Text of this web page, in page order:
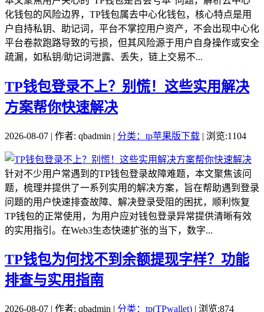
化钱包的风险边界，TP钱包属去中心化钱包，核心特点是用
户自持私钥、助记词，平台不掌控用户资产，不会出现中心化
平台卷款跑路导致的亏损，但其风险源于用户自身操作或安全
疏漏，如私钥/助记词泄露、丢失，链上交易不...
TP钱包登录不上？别慌！这些实用解决
方案帮你快速解决
2026-08-07 | 作者: qbadmin | 分类：tp苹果版下载 | 浏览:1104
针对不少用户常遇到的TP钱包登录故障难题，本文聚焦该问
题，梳理并提供了一系列实用的解决方案，旨在帮助遇到登录
问题的用户快速排查故障、解决登录受阻的困扰，顺利恢复
TP钱包的正常使用，为用户应对钱包登录异常提供清晰有效
的实用指引。在Web3生态快速扩张的当下，数字...
TP钱包为何找不到余额提现字样？功能
排查与实用指南
2026-08-07 | 作者: qbadmin | 分类：tp(TPwallet) | 浏览:874